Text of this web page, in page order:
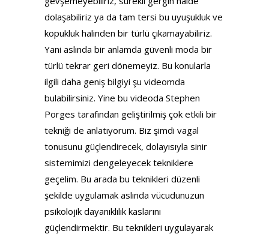
dolaşabiliriz ya da tam tersi bu uyuşukluk ve
kopukluk halinden bir türlü çıkamayabiliriz.
Yani aslında bir anlamda güvenli moda bir
türlü tekrar geri dönemeyiz. Bu konularla
ilgili daha geniş bilgiyi şu videomda
bulabilirsiniz. Yine bu videoda Stephen
Porges tarafından geliştirilmiş çok etkili bir
tekniği de anlatıyorum. Biz şimdi vagal
tonusunu güçlendirecek, dolayısıyla sinir
sistemimizi dengeleyecek tekniklere
geçelim. Bu arada bu teknikleri düzenli
şekilde uygulamak aslında vücudunuzun
psikolojik dayanıklılık kaslarını
güçlendirmektir. Bu teknikleri uygulayarak